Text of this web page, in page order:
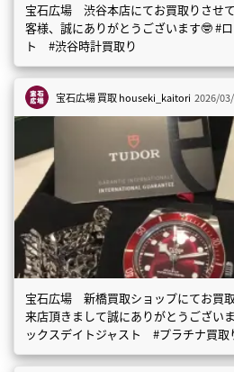
宝石広場 渋谷本店にてお買取りさせ
客様、誠にありがとうございます🤓 #
ト #渋谷時計買取り
宝石広場 買取houseki_kaitori 2026/
宝石広場 新橋買取ショップにてお買
来店頂きまして誠にありがとうござ
ックスデイトジャスト #プラチナ買